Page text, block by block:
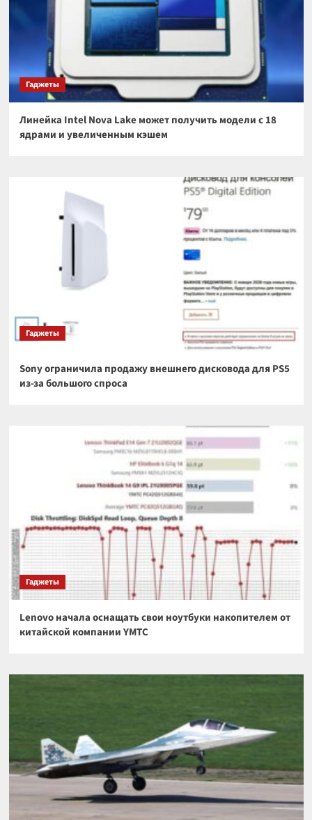
Гаджеты
Линейка Intel Nova Lake может получить модели с 18
ядрами и увеличенным кэшем
Гаджеты
Sony ограничила продажу внешнего дисковода для PS5
из-за большого спроса
Гаджеты
Lenovo начала оснащать свои ноутбуки накопителем от
китайской компании YMTC